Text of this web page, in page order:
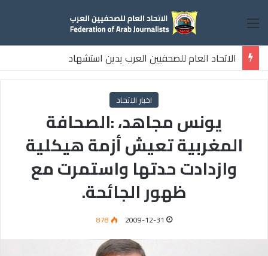
القائمة
الاتحاد العام للصحفيين العرب يدين استشهاد
ثلاثة صحفيين فلسطينيين باستهداف إسرائيلي وسط قطاع غزة
اخبار الاتحاد
يونس مجاهد، :الصحافة
المغربية تعيش أزمة هيكلية
وازدادت حدتها واستمرت مع
ظهور الجائحة.
2009-12-31
878